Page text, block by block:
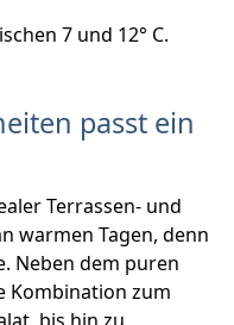
7 und 12° C.
passt ein
Terrassen- und
warmen Tagen, denn
Neben dem puren
Kombination zum